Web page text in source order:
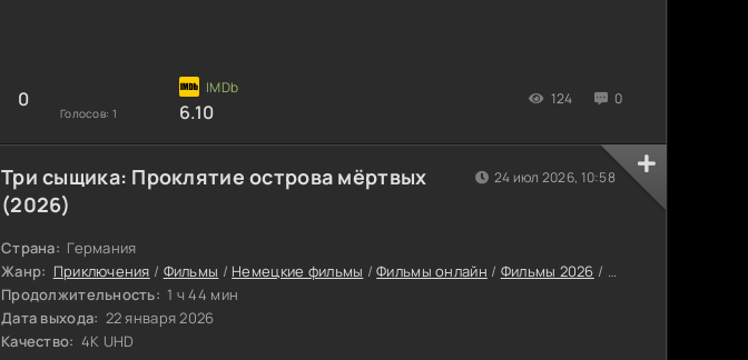
0
Голосов: 1 6.10
124 0
Три сыщика: Проклятие острова мёртвых
(2026)
Страна: Германия
Жанр: Приключения / Фильмы / Немецкие фильмы /Фильмы онлайн / Фильмы 2026 / Последние
Продолжительность: 1 ч 44 мин
Дата выхода: 22 января 2026
Качество: 4K UHD
24 июл 2026, 10:58